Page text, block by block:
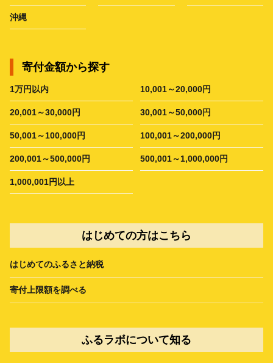
沖縄
寄付金額から探す
1万円以内 10,001～20,000円
20,001～30,000円 30,001～50,000円
50,001～100,000円 100,001～200,000円
200,001～500,000円 500,001～1,000,000円
1,000,001円以上
はじめての方はこちら
はじめてのふるさと納税
寄付上限額を調べる
ふるラボについて知る